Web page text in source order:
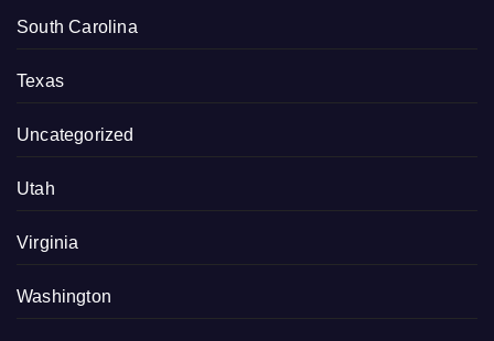
South Carolina
Texas
Uncategorized
Utah
Virginia
Washington